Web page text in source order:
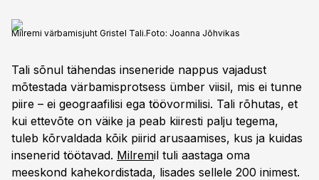
Milremi värbamisjuht Gristel Tali.Foto: Joanna Jõhvikas
Tali sõnul tähendas inseneride nappus vajadust
mõtestada värbamisprotsess ümber viisil, mis ei tunne
piire – ei geograafilisi ega töövormilisi. Tali rõhutas, et
kui ettevõte on väike ja peab kiiresti palju tegema,
tuleb kõrvaldada kõik piirid arusaamises, kus ja kuidas
insenerid töötavad. Milremil tuli aastaga oma
meeskond kahekordistada, lisades sellele 200 inimest.